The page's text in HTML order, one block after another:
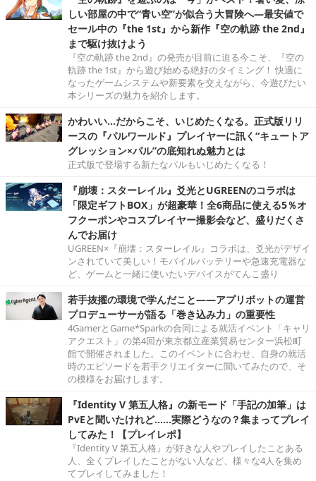
しい部屋の中で“青い空”が似合う大冒険へ―最安値で
セール中の『the 1st』から新作『空の軌跡 the 2nd』
まで駆け抜けよう
『空の軌跡 the 2nd』の発売が目前に迫る今こそ、『空の
軌跡 the 1st』から遊び始める絶好のタイミング！ 快適に
なったゲームシステムや新要素を交えながら、今遊びたい
本シリーズの魅力を紹介します。
かわいい…だからこそ、いじめたくなる。正式版リリ
ースの『パルワールド』プレイヤーに訊く“キュートア
グレッション×パル”の底知れぬ魅力とは
正式版で登場する新たなパルもいじめたくなる！
『崩壊：スターレイル』爻光とUGREENのコラボは
「限定ギフトBOX」が超豪華！全6商品に使える5％オ
フクーポンやコスプレイヤー撮影会など、盛りだくさ
んでお届け
UGREEN×『崩壊：スターレイル』コラボは、爻光がデザイ
ンされていて美しい！モバイルバッテリーや急速充電器な
ど、ゲームと一緒に使いたいデバイスがてんこ盛り
若手抜擢の環境で学んだこと――アプリボットの運営
プロデューサーが語る「巻き込み力」の重要性
4GamerとGame*Sparkの合同による就活イベント「キャリ
アクエスト」の第4回が東京都立産業貿易センター浜松町
館で開催されました。このイベントに合わせ、自身の就活
時のエピソードを若手クリエイターに聞いてみたので、そ
の模様をお届けします。
『Identity V 第五人格』の新モード「手記の加筆」は
PvEと聞いたけれど……実際どうなの？集まってプレイ
してみた！【プレイレポ】
『Identity V 第五人格』が好きな人やプレイしたことある
人、全くプレイしたことがない人など、様々な4人を集め
てプレイしてみました！